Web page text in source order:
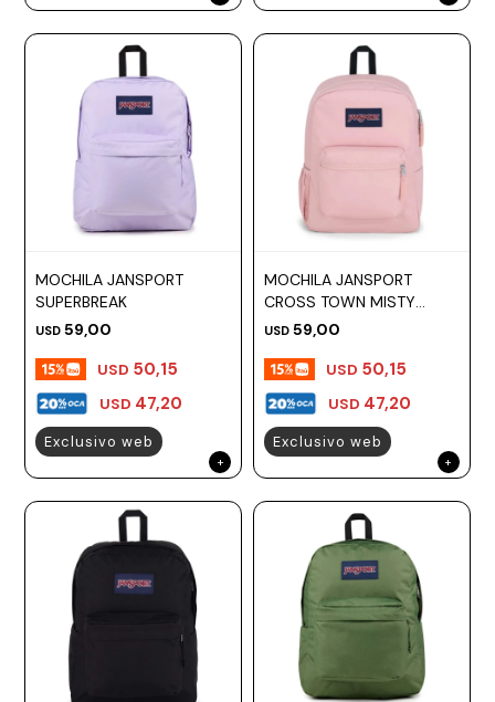
MOCHILA JANSPORT
SUPERBREAK
USD 59,00
USD 47,20
USD 50,15
Exclusivo web
MOCHILA JANSPORT
CROSS TOWN MISTY
ROSE
USD 59,00
USD 47,20
USD 50,15
Exclusivo web